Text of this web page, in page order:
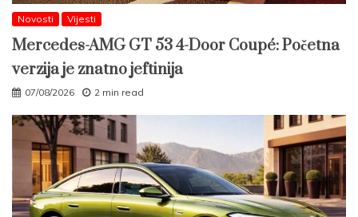
Novosti Vijesti
Mercedes-AMG GT 53 4-Door Coupé: Početna
verzija je znatno jeftinija
07/08/2026 2 min read